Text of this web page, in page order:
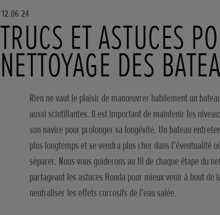
12.06.24
TRUCS ET ASTUCES
NETTOYAGE DES
Rien ne vaut le plaisir de manœuvrer habilement un
aussi scintillantes. Il est important de maintenir les
son navire pour prolonger sa longévité. Un bateau
plus longtemps et se vendra plus cher dans l’éventualité
séparer. Nous vous guiderons au fil de chaque étape du
partageant les astuces Honda pour mieux venir à bout
neutraliser les effets corrosifs de l'eau salée.